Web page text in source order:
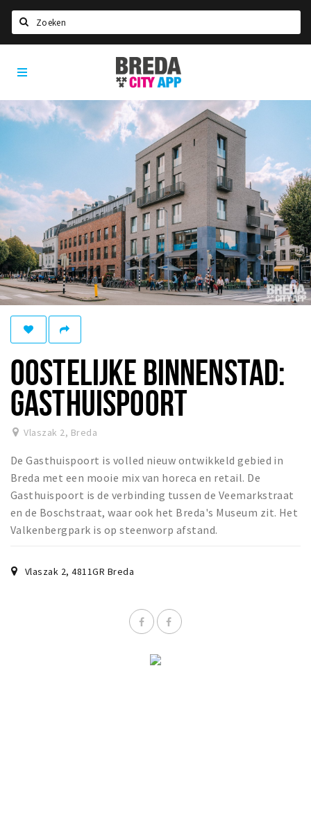
Home
Agenda
Deals
Nieuws, interviews & blogs
Eten
Drinken
Slapen
Recreatief
Winkels
Winkelgebieden
Bezienswaardigheden
Musea, theaters & podia
Uitjes & activiteiten
Toeristische routes
Natuurgebieden
Baroniepoorten
Breda
City
App
OOSTELIJKE BINNENSTAD:
GASTHUISPOORT
Vlaszak 2, Breda
De Gasthuispoort is volled nieuw ontwikkeld gebied in
Breda met een mooie mix van horeca en retail. De
Gasthuispoort is de verbinding tussen de Veemarkstraat
en de Boschstraat, waar ook het Breda's Museum zit. Het
Valkenbergpark is op steenworp afstand.
Vlaszak 2,4811GR Breda